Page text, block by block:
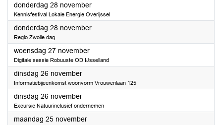
donderdag 28 november2024
Kennisfestival Lokale Energie Overijssel
donderdag 28 november2024
Regio Zwolle dag
woensdag 27 november2024
Digitale sessie Robuuste OD IJsselland
dinsdag 26 november2024
Informatiebijeenkomst woonvorm Vrouwenlaan 125
dinsdag 26 november2024
Excursie Natuurinclusief ondernemen
maandag 25 november2024